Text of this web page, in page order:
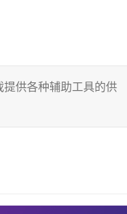
供各种辅助工具的供